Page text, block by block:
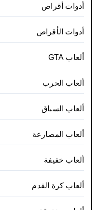
أدوات أقراص
أدوات الأقراص
ألعاب GTA
ألعاب الحرب
ألعاب السباق
ألعاب المصارعة
ألعاب خفيفة
ألعاب كرة القدم